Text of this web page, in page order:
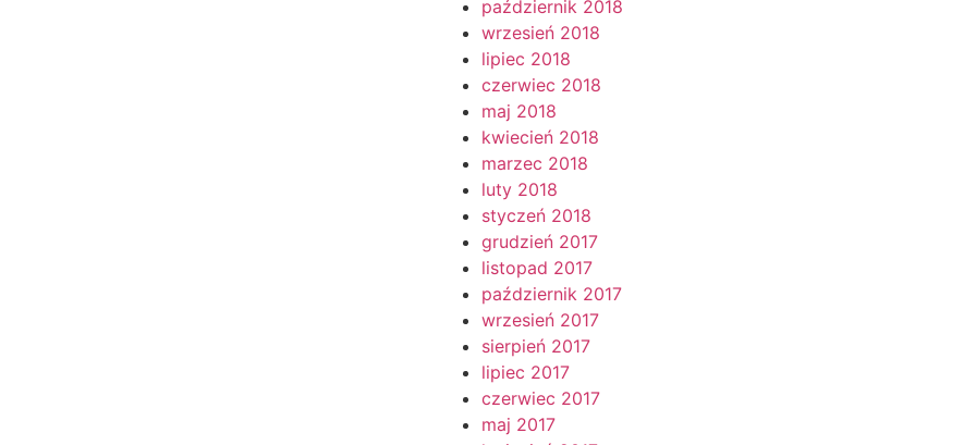
październik 2018
wrzesień 2018
lipiec 2018
czerwiec 2018
maj 2018
kwiecień 2018
marzec 2018
luty 2018
styczeń 2018
grudzień 2017
listopad 2017
październik 2017
wrzesień 2017
sierpień 2017
lipiec 2017
czerwiec 2017
maj 2017